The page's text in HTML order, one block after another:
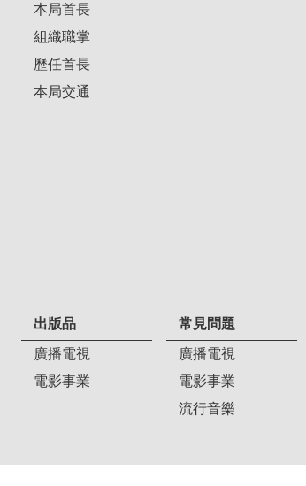
本局首長
組織職掌
歷任首長
本局交通
出版品
廣播電視
電影事業
常見問題
廣播電視
電影事業
流行音樂